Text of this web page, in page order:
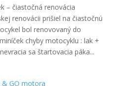
– čiastočná renovácia
renovácii prišiel na čiastočnú
bol renovovaný do
chyby motocyklu : lak +
sa štartovacia páka...